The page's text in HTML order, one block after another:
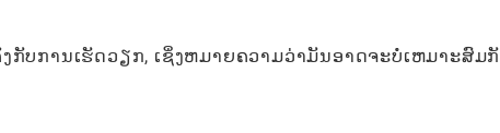
ກັບການເຮັດວຽກ, ເຊິ່ງຫມາຍຄວາມວ່າມັນອາດຈະບໍ່ເຫມາະສົມ